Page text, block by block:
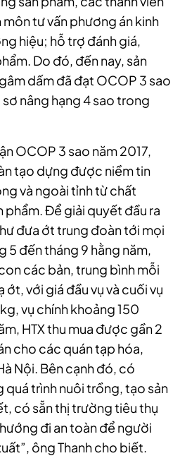
tư vấn phương án kinh
hiệu; hỗ trợ đánh giá,
Do đó, đến nay, sản
dấm đã đạt OCOP 3 sao
nâng hạng 4 sao trong
OCOP 3 sao năm 2017,
tạo dựng được niềm tin
và ngoài tỉnh từ chất
phẩm. Để giải quyết đầu ra
đưa ớt trung đoàn tới mọi
5 đến tháng 9 hằng năm,
các bản, trung bình mỗi
ớt, với giá đầu vụ và cuối vụ
vụ chính khoảng 150
HTX thu mua được gần 2
cho các quán tạp hóa,
Nội. Bên cạnh đó, có
quá trình nuôi trồng, tạo sản
có sẵn thị trường tiêu thụ
đi an toàn để người
ông Thanh cho biết.